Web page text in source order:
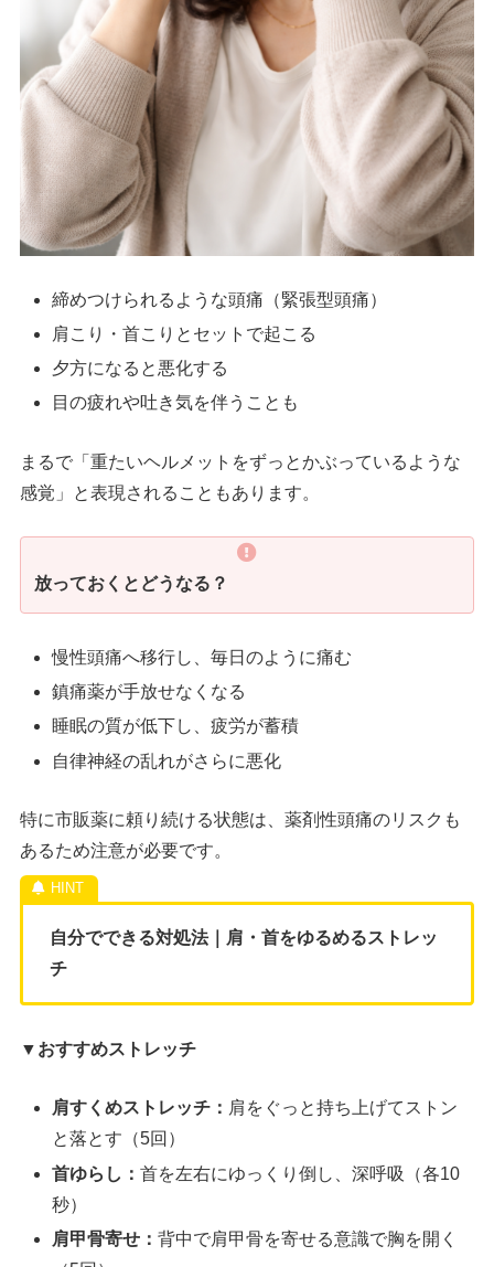
締めつけられるような頭痛（緊張型頭痛）
肩こり・首こりとセットで起こる
夕方になると悪化する
目の疲れや吐き気を伴うことも
まるで「重たいヘルメットをずっとかぶっているような
感覚」と表現されることもあります。
放っておくとどうなる？
慢性頭痛へ移行し、毎日のように痛む
鎮痛薬が手放せなくなる
睡眠の質が低下し、疲労が蓄積
自律神経の乱れがさらに悪化
特に市販薬に頼り続ける状態は、薬剤性頭痛のリスクも
あるため注意が必要です。
自分でできる対処法｜肩・首をゆるめるストレッ
チ
▼おすすめストレッチ
肩すくめストレッチ： 肩をぐっと持ち上げてストン
と落とす（5回）
首ゆらし：首を左右にゆっくり倒し、深呼吸（各10
秒）
肩甲骨寄せ：背中で肩甲骨を寄せる意識で胸を開く